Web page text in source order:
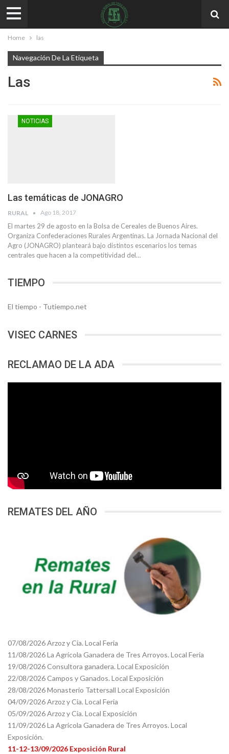
Home las
Navegación De La Etiqueta
Las
NOTICIAS
Las temáticas de JONAGRO
RURAL Ago 18, 2017
El martes 29 de agosto en la Bolsa de Cereales de Buenos Aires.
Organiza Confederaciones Rurales Argentinas. La Jornada Nacional del
Agro (JONAGRO) planteará bajo distintos escenarios los temas
centrales que hacen a la competitividad del…
TIEMPO
El tiempo - Tutiempo.net
VISEC CARNES
RECLAMAO DE LA ADA
REMATES DEL AÑO
07/08/2026 Arzoz y Cia. Local Feria
11/08/2026 La Agrícola Ganadera de Tres Arroyos. Local Feria
19/08/2026 Consultora ganadera. Local Exposición
22/08/2026 Campos y Ganados. Local Exposición
28/08/2026 Monasterio Tattersall Local Exposición
04/09/2026 Arzoz y Cia. Local Feria
05/09/2026 Arzoz y Cia. Local Exposición
11/09/2026 La Agricola Ganadera de Tres Arroyos. Local
Exposición.
11-12-13/09/2026 Exposición Rural